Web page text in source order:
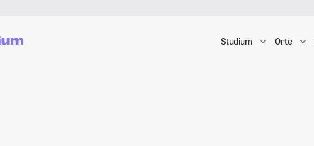
Studium Orte